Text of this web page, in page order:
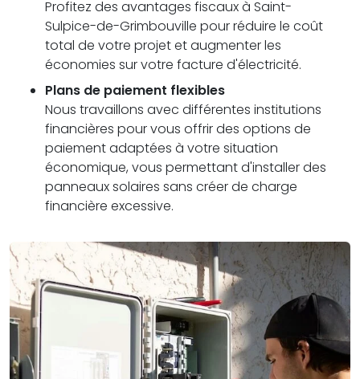
Profitez des avantages fiscaux à Saint-
Sulpice-de-Grimbouville pour réduire le coût
total de votre projet et augmenter les
économies sur votre facture d'électricité.
Plans de paiement flexibles
Nous travaillons avec différentes institutions
financières pour vous offrir des options de
paiement adaptées à votre situation
économique, vous permettant d'installer des
panneaux solaires sans créer de charge
financière excessive.